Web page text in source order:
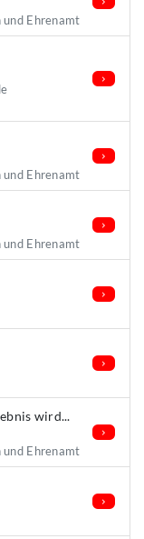
und Ehrenamt
und Ehrenamt
und Ehrenamt
wird...
und Ehrenamt